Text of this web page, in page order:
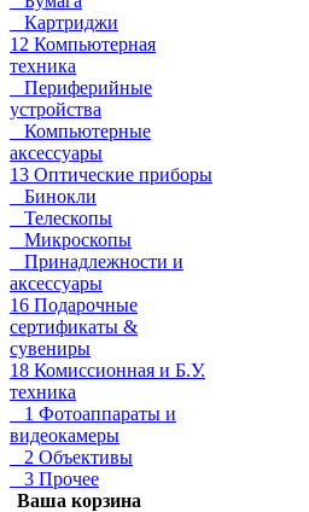
Картриджи
12 Компьютерная
техника
Периферийные
устройства
Компьютерные
аксессуары
13 Оптические приборы
Бинокли
Телескопы
Микроскопы
Принадлежности и
аксессуары
16 Подарочные
сертификаты &
сувениры
18 Комиссионная и Б.У.
техника
1 Фотоаппараты и
видеокамеры
2 Объективы
3 Прочее
Ваша корзина